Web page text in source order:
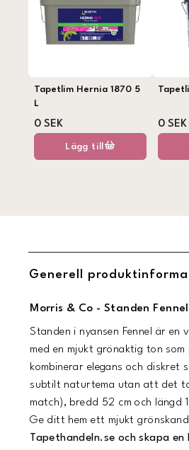
Tapetlim Hernia 1870 5
L
0 SEK
Lägg till
0 SEK
Generell
Morris & Co - Standen
Standen i nyansen Fennel är
med en mjukt grönaktig ton
kombinerar elegans och
subtilt naturtema utan att det
match), bredd 52 cm och
Ge ditt hem ett mjukt
Tapethandeln.se och skapa